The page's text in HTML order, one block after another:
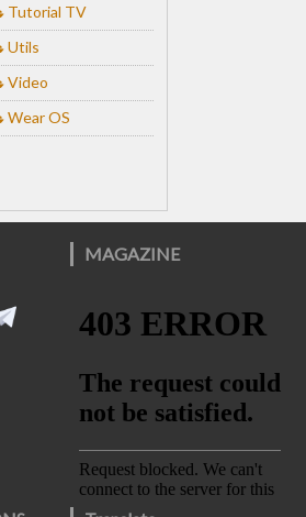
Tutorial TV
Utils
Video
Wear OS
MAGAZINE